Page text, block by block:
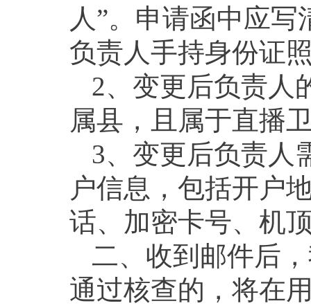
人”。申请函中应
负责人手持身份证
2、变更后负责人
属县，且属于直播
3、变更后负责人
户信息，包括开户
话、加密卡号、机
二、收到邮件后
通过核查的，将在